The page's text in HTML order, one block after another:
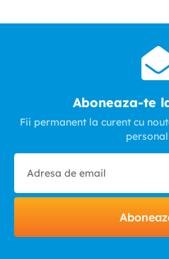
Aboneaza-te
Fii permanent la curent cu